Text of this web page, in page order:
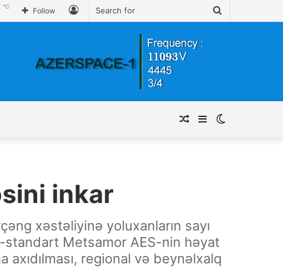
Follow
℃
Sidebar
Random
inkar
xəstəliyinə yoluxanların sayı
Metsamor AES-nin həyat
regional və beynəlxalq